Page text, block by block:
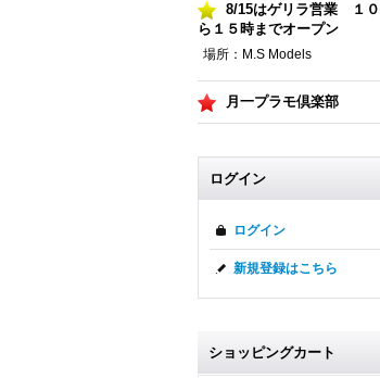
8/15はゲリラ営業 １
ら１５時までオープン
場所：M.S Models
月一プラモ倶楽部
ログイン
ログイン
新規登録はこちら
ショッピングカート